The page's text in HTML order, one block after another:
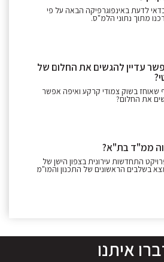
לדעת באינפוגרפיקה הבאה על פי
מתוך נתוני הלמ"ס.
עדיין להגשים את החלום של
שאוחז בשוק צמודי קרקע ואיפה אפשר
את החלום?
ממ"ד בת"א?
התחדשות עירונית בצפון הישן של
בשלבים הראשונים של התכנון והמו"מ
איתנו